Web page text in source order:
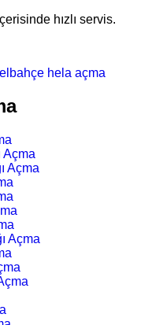
hızlı servis.
hela açma
Açma
Açma
Açma